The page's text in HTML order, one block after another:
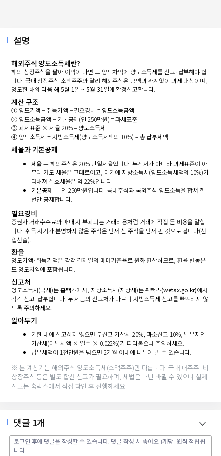
설명
해외주식 양도소득세란?
해외 상장주식을 팔아 이익이 나면 그 양도차익에 양도소득세를 신고·납부해야 합
니다. 국내 상장주식 소액주주와 달리 해외주식은 금액과 관계없이 과세 대상이며,
양도한 해의 다음 해 5월 1일 ~ 5월 31일에 확정신고합니다.
계산 구조
① 양도가액 − 취득가액 − 필요경비 = 양도소득금액
② 양도소득금액 − 기본공제(연 250만원) =과세표준
③ 과세표준 × 세율 20% = 양도소득세
④ 양도소득세 + 지방소득세(양도소득세액의 10%) =총 납부세액
세율과 기본공제
세율— 해외주식은 20% 단일세율입니다. 누진세가 아니라 과세표준이 아
무리 커도 세율은 그대로이고, 여기에 지방소득세(양도소득세액의 10%)가
더해져 실효세율은 약 22%입니다.
기본공제 — 연 250만원입니다. 국내주식과 국외주식 양도소득을 합쳐 한
번만 공제합니다.
필요경비
증권사 거래수수료와 매매 시 부과되는 거래비용처럼 거래에 직접 든 비용을 말합
니다. 취득 시기가 분명하지 않은 주식은 먼저 산 주식을 먼저 판 것으로 봅니다(선
입선출).
환율
양도가액·취득가액은 각각 결제일의 매매기준율로 원화 환산하므로, 환율 변동분
도 양도차익에 포함됩니다.
신고처
양도소득세(국세)는홈택스에서, 지방소득세(지방세)는위택스(wetax.go.kr)에서
각각 신고·납부합니다. 두 세금의 신고처가 다르니 지방소득세 신고를 빠뜨리지 않
도록 주의하세요.
알아두기
기한 내에 신고하지 않으면 무신고 가산세 20%, 과소신고 10%, 납부지연
가산세(미납세액 × 일수 × 0.022%)가 따라붙으니 주의하세요.
납부세액이 1천만원을 넘으면 2개월 이내에 나누어 낼 수 있습니다.
※ 본 계산기는 해외주식 양도소득세(소액주주)만 다룹니다. 국내 대주주·비
상장주식 등은 별도 합산 신고가 필요하며, 세법은 매년 바뀔 수 있으니 실제
신고는 홈택스에서 직접 확인 후 진행하세요.
댓글 1개